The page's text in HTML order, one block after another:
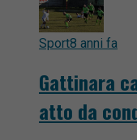
Sport8 anni fa
Gattinara
atto da